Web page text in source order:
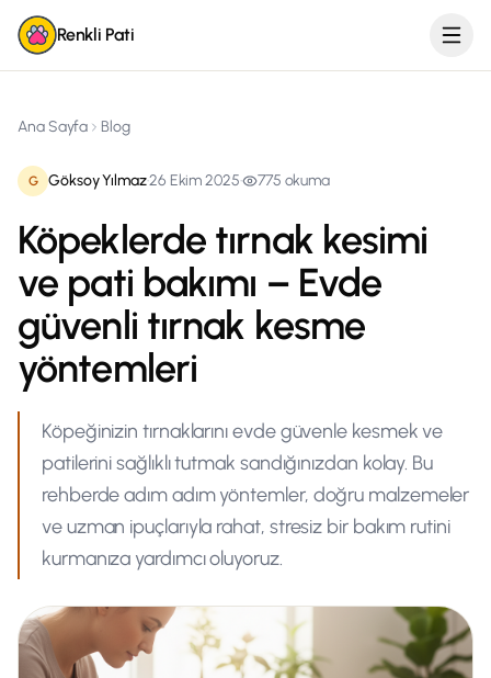
Renkli Pati
Ana Sayfa Blog
G Göksoy Yılmaz·26 Ekim 2025· 775 okuma
Köpeklerde tırnak kesimi
ve pati bakımı – Evde
güvenli tırnak kesme
yöntemleri
Köpeğinizin tırnaklarını evde güvenle kesmek ve
patilerini sağlıklı tutmak sandığınızdan kolay. Bu
rehberde adım adım yöntemler, doğru malzemeler
ve uzman ipuçlarıyla rahat, stresiz bir bakım rutini
kurmanıza yardımcı oluyoruz.